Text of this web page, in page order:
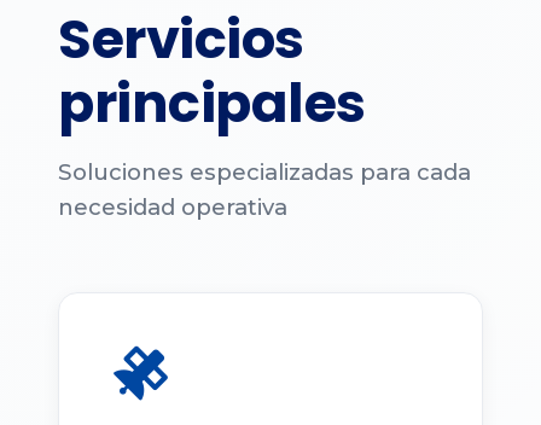
Servicios
principales
Soluciones especializadas para cada
necesidad operativa